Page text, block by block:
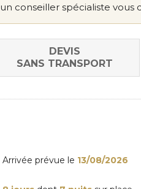
un conseiller spécialiste
DEVIS
SANS TRANSPORT
Arrivée prévue le 13/08/2026